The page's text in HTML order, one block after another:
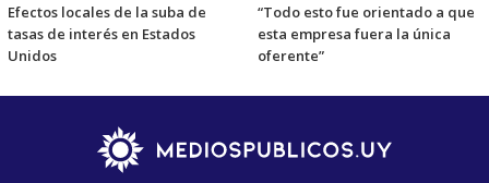
Efectos locales de la suba de
tasas de interés en Estados
Unidos
“Todo esto fue orientado a que
esta empresa fuera la única
oferente”